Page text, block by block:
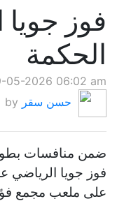
فوز
الحكمة
05-2026 06:02 am
by حسن سقر
ضمن منافسات
على ملعب مجمع